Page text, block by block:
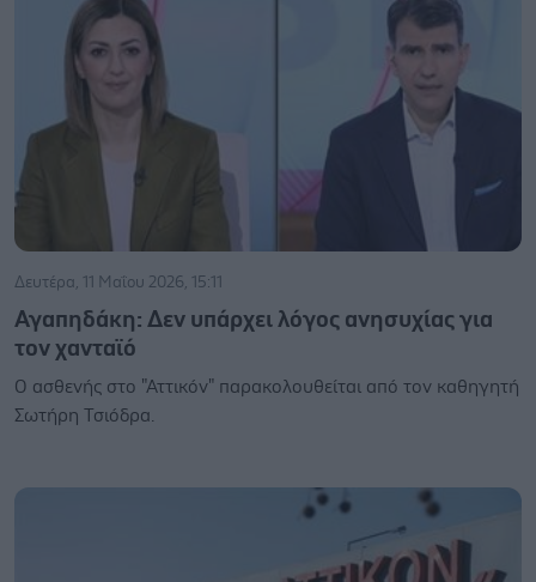
Δευτέρα, 11 Μαΐου 2026, 15:11
Αγαπηδάκη: Δεν υπάρχει λόγος ανησυχίας για
τον χανταϊό
Ο ασθενής στο "Αττικόν" παρακολουθείται από τον καθηγητή
Σωτήρη Τσιόδρα.